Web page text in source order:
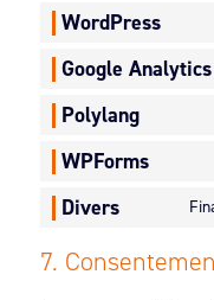
WordPress
Google Analytics
Polylang
WPForms
Divers
7.